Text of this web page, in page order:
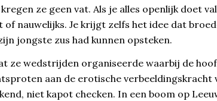
ze geen vat. Als je alles openlijk doet
of nauwelijks. Je krijgt zelfs het idee dat
jongste zus had kunnen opsteken.
ze wedstrijden organiseerde waarbij de
aan de erotische verbeeldingskracht
niet kapot checken. In een boom op